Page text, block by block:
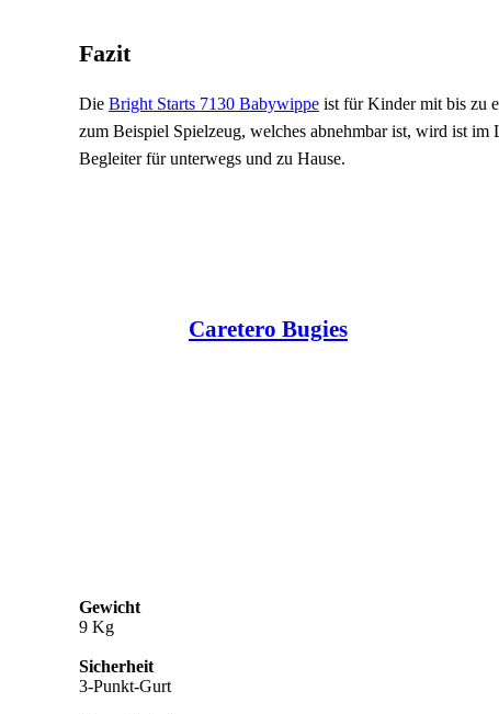
Fazit
Die Bright Starts 7130 Babywippe ist für Kinder mit bis zu
zum Beispiel Spielzeug, welches abnehmbar ist, wird ist
Begleiter für unterwegs und zu Hause.
Caretero Bugies
Gewicht
9 Kg
Sicherheit
3-Punkt-Gurt